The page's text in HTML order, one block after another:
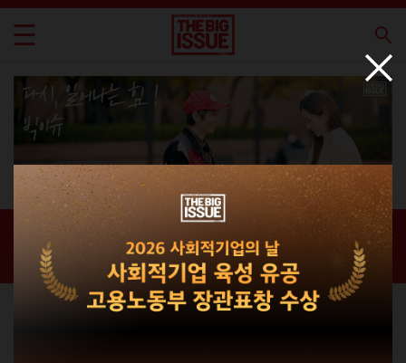
신간 · 과월호
홈 / 매거진 / 신간 · 과월호